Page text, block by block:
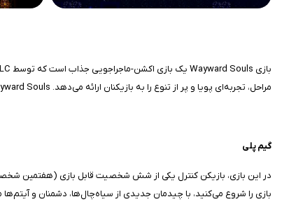
مراحل، تجربه‌ای پویا و پر از تنوع را به بازیکنان ارائه می‌دهد. Wayward Souls به‌گونه‌ای طراحی شده که هم برای جلسات کوتاه بازی مناسب باشد و هم ساعت‌ها سرگرمی جذاب ایجاد کند.
گیم‌ پلی
در این بازی، بازیکن کنترل یکی از شش شخصیت قابل بازی (هفتمین
بازی را شروع می‌کنید، با چیدمان جدیدی از سیاه‌چال‌ها، دشمنان و